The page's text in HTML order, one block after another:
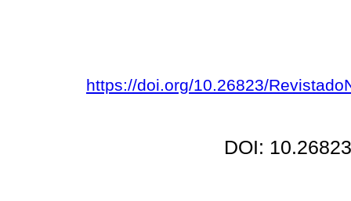
https://doi.org/10.26823/
DOI: